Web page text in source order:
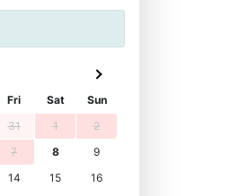
Fri Sat
Sun
31 1
2
7 8
9
14 15
16